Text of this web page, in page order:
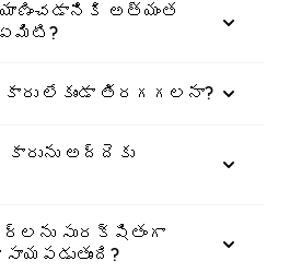
అత్యంత
కారు లేకుండా తిరగగలనా?
కారును అద్దెకు
సురక్షితంగా